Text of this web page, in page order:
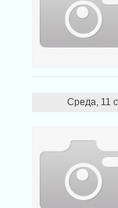
Среда, 11